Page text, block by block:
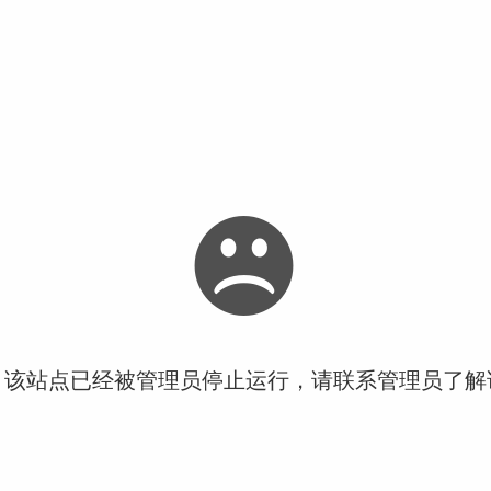
站点已经被管理员停止运行，请联系管理员了